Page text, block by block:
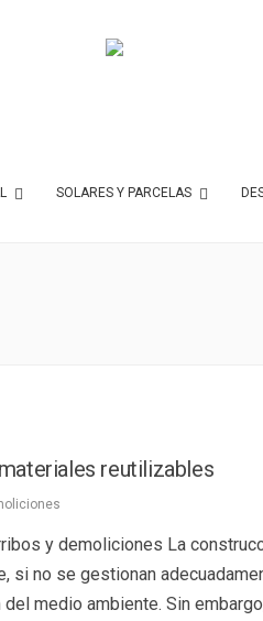
SOLARES Y PARCELAS
reutilizables
y demoliciones La
no se gestionan
medio ambiente. Sin